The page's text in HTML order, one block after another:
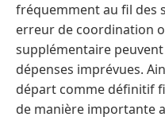
fréquemment au fil des
erreur de coordination
supplémentaire
dépenses imprévues.
départ comme définitif
de manière importante